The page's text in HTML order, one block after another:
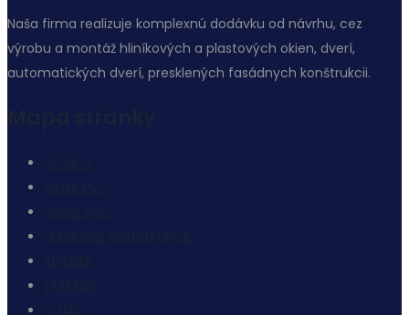
Naša firma realizuje komplexnú dodávku od návrhu, cez
výrobu a montáž hliníkových a plastových okien, dverí,
automatických dverí, presklených fasádnych konštrukcii.